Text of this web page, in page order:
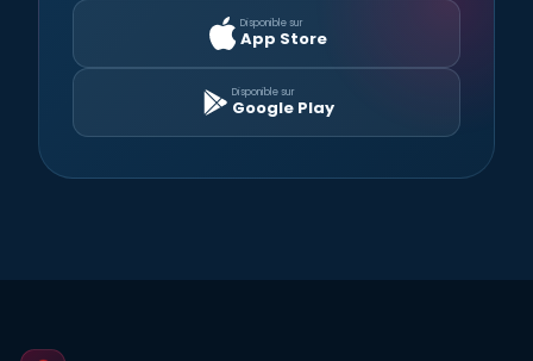
Disponible sur
App Store
Disponible sur
Google Play